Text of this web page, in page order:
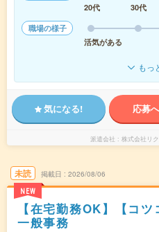
20代
30代
職場の様子
活気がある
もっ
気になる! 応募
派遣会社 株式会社リ
未読
NEW
掲載日 2026/08/06
【在宅勤務OK】【コ
一般事務